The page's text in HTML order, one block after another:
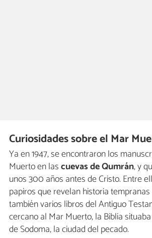
Curiosidades sobre el Mar
Ya en 1947, se encontraron los
Muerto en lascuevas de Qumrán, y
unos 300 años antes de Cristo. Entre
papiros que revelan historia
también varios libros del Antiguo
cercano al Mar Muerto, la Biblia
de Sodoma, la ciudad del pecado.